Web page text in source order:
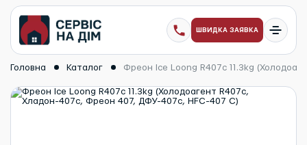
ШВИДКА ЗАЯВКА
Головна Каталог Фреон Ice Loong R407c 11.3kg